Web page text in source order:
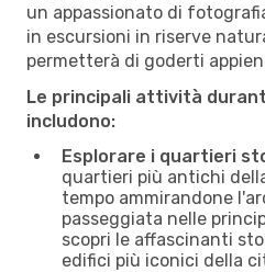
un appassionato di
in escursioni in riserve
permetterà di goderti
Le principali attività
includono:
Esplorare i quartieri
quartieri più antichi
tempo ammirandone
passeggiata nelle
scopri le affascinanti
edifici più iconici della